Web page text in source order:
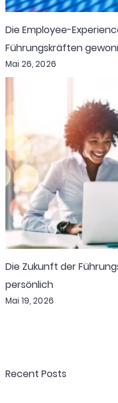
Die Employee-
Führungskräften
Mai 26, 2026
Die Zukunft der
persönlich
Mai 19, 2026
Recent Posts